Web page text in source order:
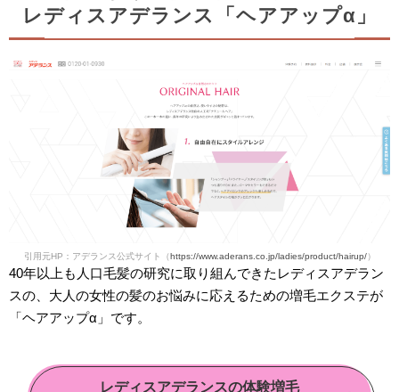
レディスアデランス「ヘアアップα」
引用元HP：アデランス公式サイト（https://www.aderans.co.jp/ladies/product/hairup/）
40年以上も人口毛髪の研究に取り組んできたレディスアデラン
スの、大人の女性の髪のお悩みに応えるための増毛エクステが
「ヘアアップα」です。
レディスアデランスの体験増毛